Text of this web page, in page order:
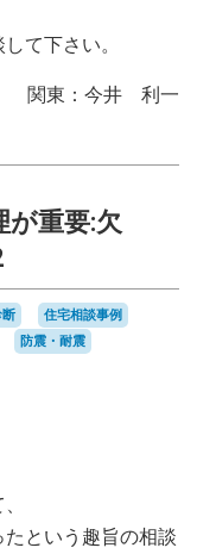
て下さい。
関東：今井 利一
が重要:欠
断
住宅相談事例
防震・耐震
という趣旨の相談